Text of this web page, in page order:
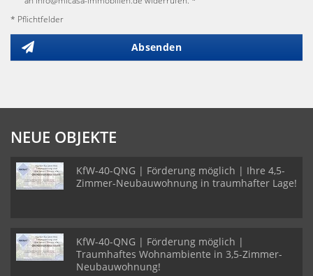
* Pflichtfelder
Absenden
NEUE OBJEKTE
KfW-40-QNG | Förderung möglich | Ihre 4,5-
Zimmer-Neubauwohnung in traumhafter Lage!
KfW-40-QNG | Förderung möglich |
Traumhaftes Wohnambiente in 3,5-Zimmer-
Neubauwohnung!